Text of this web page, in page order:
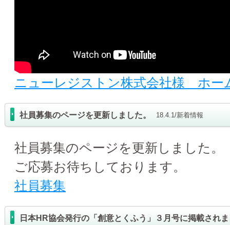
ニューレジストン株式会社様 ホー
社員募集のページを更新しました。 18.4.1/新着情報
社員募集のページを更新しました。
ご応募お待ちしております。
社員募集
日本HR協会発行の「創意とくふう」３月号に掲載され